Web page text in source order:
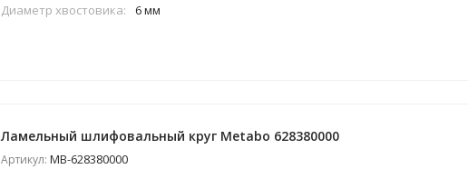
Диаметр хвостовика:
6 мм
Ламельный шлифовальный круг Metabo 628380000
Артикул: MB-628380000